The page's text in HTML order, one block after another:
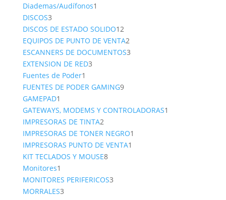
productos
Diademas/Audífonos1
DISCOS33
productos
DISCOS DE ESTADO SOLIDO1212
productos
EQUIPOS DE PUNTO DE VENTA22
productos
ESCANNERS DE DOCUMENTOS33
EXTENSION DE RED33
Fuentes de Poder1
producto
FUENTES DE PODER GAMING99
GAMEPAD1
producto
GATEWAYS, MODEMS Y CONTROLADORAS1
IMPRESORAS DE TINTA22
productos
IMPRESORAS DE TONER NEGRO1
IMPRESORAS PUNTO DE VENTA1
KIT TECLADOS Y MOUSE88
Monitores1
producto
MONITORES PERIFERICOS33
MORRALES33